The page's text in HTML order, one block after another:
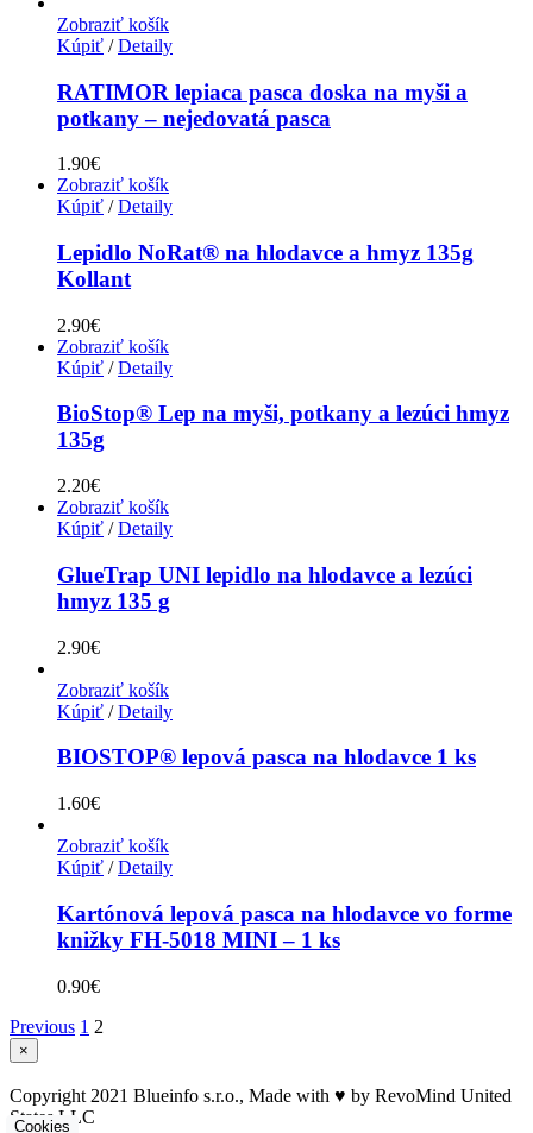
Zobraziť košík
Kúpiť / Detaily
RATIMOR lepiaca pasca doska na myši a
potkany – nejedovatá pasca
1.90€
Zobraziť košík
Kúpiť / Detaily
Lepidlo NoRat® na hlodavce a hmyz 135g
Kollant
2.90€
Zobraziť košík
Kúpiť / Detaily
BioStop® Lep na myši, potkany a lezúci hmyz
135g
2.20€
Zobraziť košík
Kúpiť / Detaily
GlueTrap UNI lepidlo na hlodavce a lezúci
hmyz 135 g
2.90€
Zobraziť košík
Kúpiť / Detaily
BIOSTOP® lepová pasca na hlodavce 1 ks
1.60€
Zobraziť košík
Kúpiť / Detaily
Kartónová lepová pasca na hlodavce vo forme
knižky FH-5018 MINI – 1 ks
0.90€
Previous 1 2
Zatvoriť
rýchle
produktu
×
Copyright 2021 Blueinfo s.r.o., Made with ♥ by RevoMind United
States LLC
Cookies